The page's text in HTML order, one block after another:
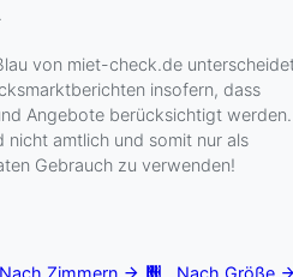
von miet-check.de
insofern, dass
Angebote berücksichtigt werden.
nicht amtlich und somit nur als
Gebrauch zu verwenden!
Nach Zimmern
Nach Größe